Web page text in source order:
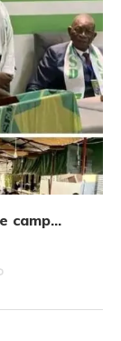
camp...